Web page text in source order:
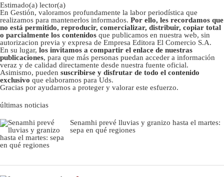
Estimado(a) lector(a)
En Gestión, valoramos profundamente la labor periodística que
realizamos para mantenerlos informados. Por ello, les recordamos que
no está permitido, reproducir, comercializar, distribuir, copiar total
o parcialmente los contenidos que publicamos en nuestra web, sin
autorizacion previa y expresa de Empresa Editora El Comercio S.A.
En su lugar, los invitamos a compartir el enlace de nuestras
publicaciones, para que más personas puedan acceder a información
veraz y de calidad directamente desde nuestra fuente oficial.
Asimismo, pueden suscribirse y disfrutar de todo el contenido
exclusivo que elaboramos para Uds.
Gracias por ayudarnos a proteger y valorar este esfuerzo.
últimas noticias
Senamhi prevé lluvias y granizo hasta el martes:
sepa en qué regiones